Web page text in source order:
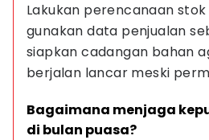
Lakukan perencanaan stok
gunakan data penjualan
siapkan cadangan bahan
berjalan lancar meski
Bagaimana menjaga
di bulan puasa?